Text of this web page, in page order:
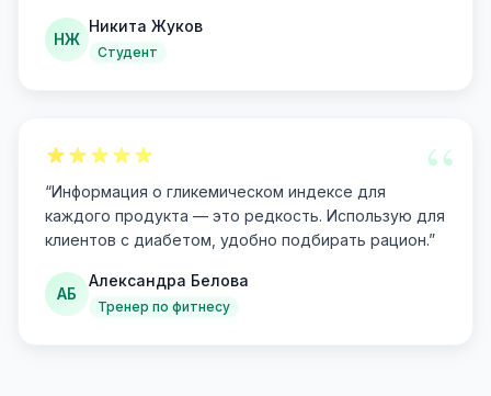
НЖ
Никита Жуков
Студент
“
“Информация о гликемическом индексе для
каждого продукта — это редкость. Использую для
клиентов с диабетом, удобно подбирать рацион.”
АБ
Александра Белова
Тренер по фитнесу